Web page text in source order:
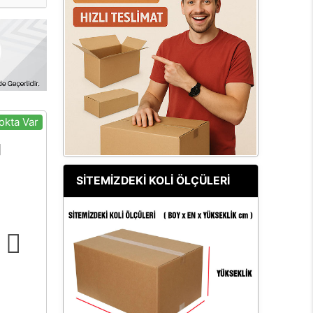
Var
SİTEMİZDEKİ KOLİ ÖLÇÜLERİ